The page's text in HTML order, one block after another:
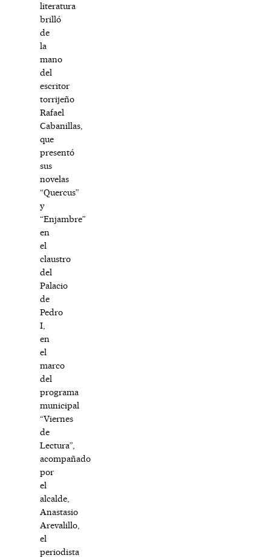
literatura
brilló
de
la
mano
del
escritor
torrijeño
Rafael
Cabanillas,
que
presentó
sus
novelas
“Quercus”
y
“Enjambre”
en
el
claustro
del
Palacio
de
Pedro
I,
en
el
marco
del
programa
municipal
“Viernes
de
Lectura”,
acompañado
por
el
alcalde,
Anastasio
Arevalillo,
el
periodista